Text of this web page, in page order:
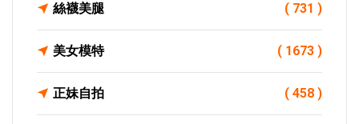
絲襪美腿 ( 731 )
美女模特 ( 1673 )
正妹自拍 ( 458 )